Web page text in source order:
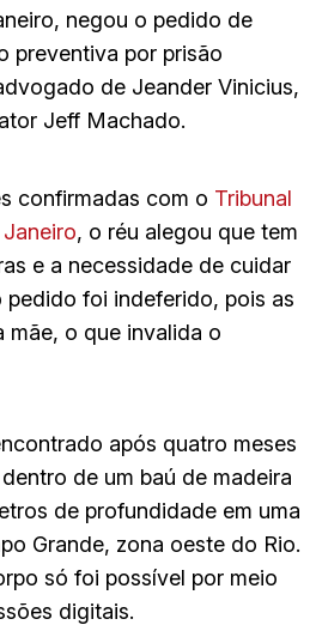
negou o pedido de
preventiva por prisão
de Jeander Vinicius,
Jeff Machado.
confirmadas com o Tribunal
, o réu alegou que tem
e a necessidade de cuidar
pedido foi indeferido, pois as
mãe, o que invalida o
após quatro meses
de um baú de madeira
de profundidade em uma
Grande, zona oeste do Rio.
só foi possível por meio
digitais.